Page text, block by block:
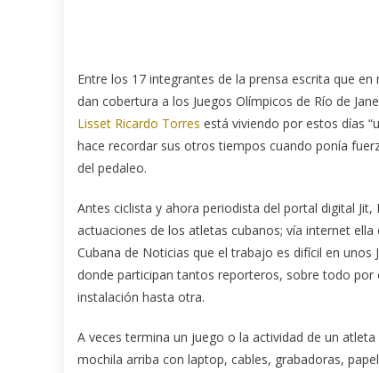
Entre los 17 integrantes de la prensa escrita que en
dan cobertura a los Juegos Olímpicos de Río de
Lisset Ricardo Torres está viviendo por estos días
hace recordar sus otros tiempos cuando ponía
del pedaleo.
Antes ciclista y ahora periodista del portal digital Jit,
actuaciones de los atletas cubanos; vía internet ella
Cubana de Noticias que el trabajo es difícil en unos
donde participan tantos reporteros, sobre todo por
instalación hasta otra.
A veces termina un juego o la actividad de un
mochila arriba con laptop, cables, grabadoras,